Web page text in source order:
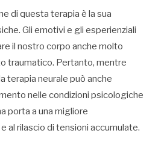
di questa terapia è la sua
Gli emotivi e gli esperienziali
il nostro corpo anche molto
traumatico. Pertanto, mentre
terapia neurale può anche
nelle condizioni psicologiche
porta a una migliore
al rilascio di tensioni accumulate.